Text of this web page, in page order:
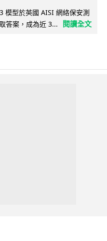
型於英國 AISI 網絡保安測
答案，成為近 3...
閱讀全文